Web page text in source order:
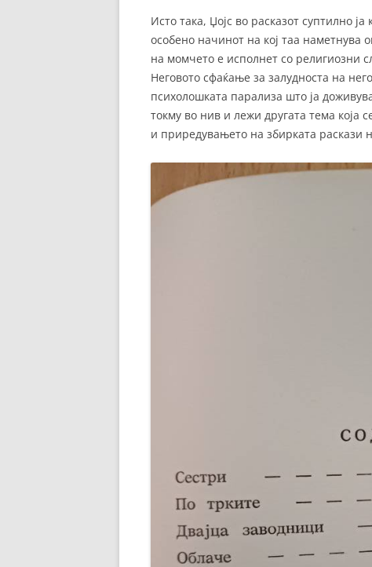
Исто така, Џојс во расказот суптилно
особено начинот на кој таа наметнува
на момчето е исполнет со религиозни
Неговото сфаќање за залудноста на
психолошката парализа што ја
токму во нив и лежи другата тема која
и приредувањето на збирката раскази